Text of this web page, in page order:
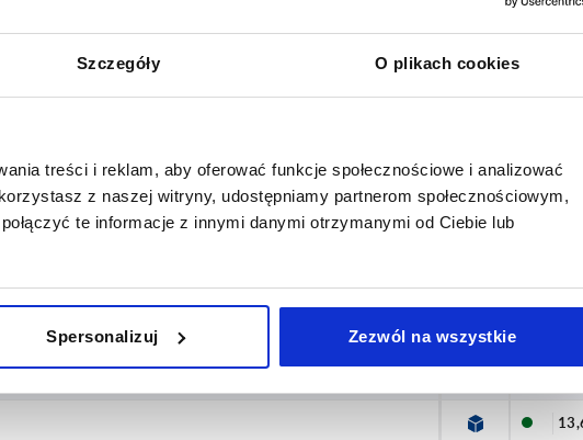
Szczegóły O plikach cookies
treści i reklam, aby oferować funkcje społecznościowe i analizować
z naszej witryny, udostępniamy partnerom społecznościowym,
te informacje z innymi danymi otrzymanymi od Ciebie lub
Spersonalizuj Zezwól na wszystkie
odstępach czasu.
kroku przed
Czas dostawy na
4-20 dni
Obecnie brak w